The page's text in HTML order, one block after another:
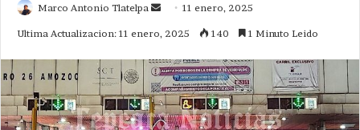
Marco Antonio Tlatelpa
Send11 enero, 2025
Ultima Actualizacion: 11 enero, 2025 140 1 Minuto Leido